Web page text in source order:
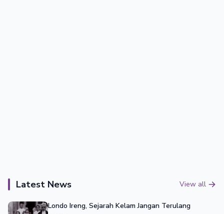
Latest News View all
Londo Ireng, Sejarah Kelam Jangan Terulang